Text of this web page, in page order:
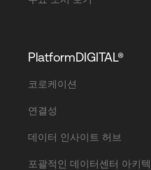
PlatformDIGITAL®
코로케이션
연결성
데이터 인사이트 허브
포괄적인 데이터센터 아키